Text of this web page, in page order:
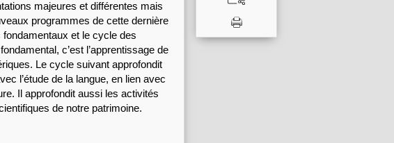
majeures et différentes mais
programmes de cette dernière
et le cycle des
c’est l’apprentissage de
Le cycle suivant approfondit
l’étude de la langue, en lien avec
Il approfondit aussi les activités
de notre patrimoine.